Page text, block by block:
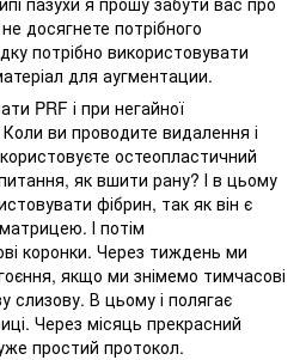
досягнете потрібного
потрібно використовувати
для аугментации.
PRF і при негайної
ви проводите видалення і
остеопластичний
як вшити рану? І в цьому
фібрин, так як він є
І потім
коронки. Через тиждень ми
якщо ми знімемо тимчасові
слизову. В цьому і полягає
Через місяць прекрасний
простий протокол.